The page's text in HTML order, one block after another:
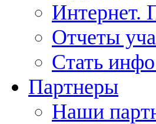
Интернет.
Отчеты
Стать
Партнеры
Наши